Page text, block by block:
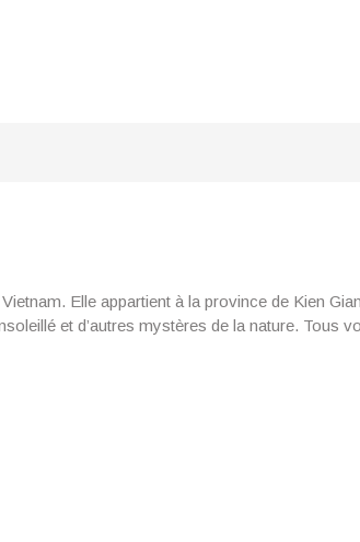
Elle appartient à la province de Kien
et d’autres mystères de la nature. Tous